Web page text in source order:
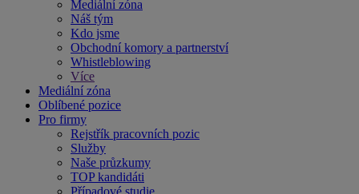
Mediální zóna
Náš tým
Kdo jsme
Obchodní komory a partnerství
Whistleblowing
Více
Mediální zóna
Oblíbené pozice
Pro firmy
Rejstřík pracovních pozic
Služby
Naše průzkumy
TOP kandidáti
Případové studie